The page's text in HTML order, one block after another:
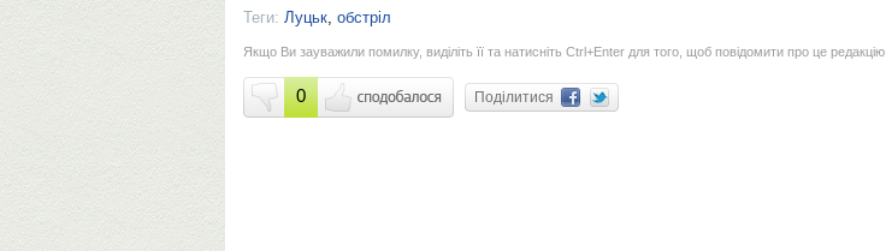
Теги: Луцьк, обстріл
Якщо Ви зауважили помилку, виділіть її та натисніть Ctrl+Enter для того, щоб повідомити про це редакцію
0 Поділитися